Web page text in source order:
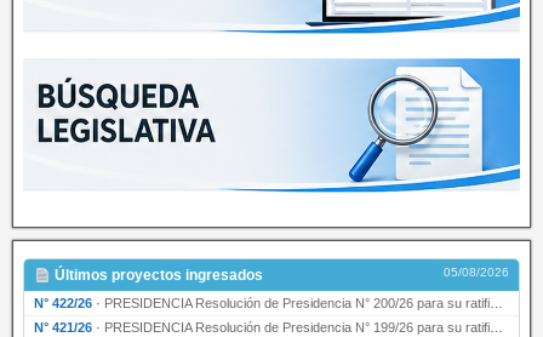
Últimos proyectos ingresados 05/08/2026
N° 422/26 · PRESIDENCIA Resolución de Presidencia N° 200/26 para su ratificación.
N° 421/26 · PRESIDENCIA Resolución de Presidencia N° 199/26 para su ratificación.